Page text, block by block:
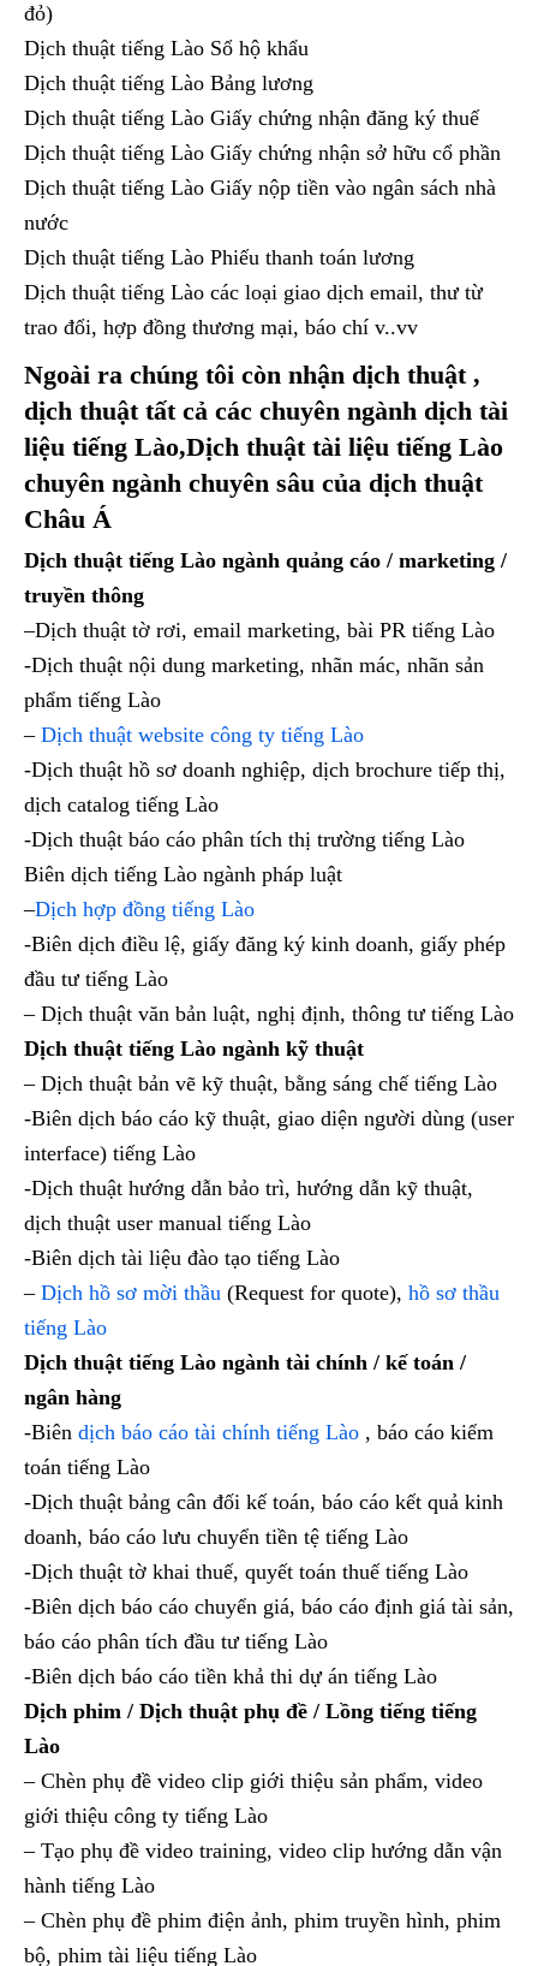
đỏ)
Dịch thuật tiếng Lào Sổ hộ khẩu
Dịch thuật tiếng Lào Bảng lương
Dịch thuật tiếng Lào Giấy chứng nhận đăng ký thuế
Dịch thuật tiếng Lào Giấy chứng nhận sở hữu cổ phần
Dịch thuật tiếng Lào Giấy nộp tiền vào ngân sách nhà
nước
Dịch thuật tiếng Lào Phiếu thanh toán lương
Dịch thuật tiếng Lào các loại giao dịch email, thư từ
trao đổi, hợp đồng thương mại, báo chí v..vv
Ngoài ra chúng tôi còn nhận dịch thuật ,
dịch thuật tất cả các chuyên ngành dịch tài
liệu tiếng Lào,Dịch thuật tài liệu tiếng Lào
chuyên ngành chuyên sâu của dịch thuật
Châu Á
Dịch thuật tiếng Lào ngành quảng cáo / marketing /
truyền thông
–Dịch thuật tờ rơi, email marketing, bài PR tiếng Lào
-Dịch thuật nội dung marketing, nhãn mác, nhãn sản
phẩm tiếng Lào
– Dịch thuật website công ty tiếng Lào
-Dịch thuật hồ sơ doanh nghiệp, dịch brochure tiếp thị,
dịch catalog tiếng Lào
-Dịch thuật báo cáo phân tích thị trường tiếng Lào
Biên dịch tiếng Lào ngành pháp luật
–Dịch hợp đồng tiếng Lào
-Biên dịch điều lệ, giấy đăng ký kinh doanh, giấy phép
đầu tư tiếng Lào
– Dịch thuật văn bản luật, nghị định, thông tư tiếng Lào
Dịch thuật tiếng Lào ngành kỹ thuật
– Dịch thuật bản vẽ kỹ thuật, bằng sáng chế tiếng Lào
-Biên dịch báo cáo kỹ thuật, giao diện người dùng (user
interface) tiếng Lào
-Dịch thuật hướng dẫn bảo trì, hướng dẫn kỹ thuật,
dịch thuật user manual tiếng Lào
-Biên dịch tài liệu đào tạo tiếng Lào
– Dịch hồ sơ mời thầu (Request for quote), hồ sơ thầu
tiếng Lào
Dịch thuật tiếng Lào ngành tài chính / kế toán /
ngân hàng
-Biên dịch báo cáo tài chính tiếng Lào , báo cáo kiểm
toán tiếng Lào
-Dịch thuật bảng cân đối kế toán, báo cáo kết quả kinh
doanh, báo cáo lưu chuyển tiền tệ tiếng Lào
-Dịch thuật tờ khai thuế, quyết toán thuế tiếng Lào
-Biên dịch báo cáo chuyển giá, báo cáo định giá tài sản,
báo cáo phân tích đầu tư tiếng Lào
-Biên dịch báo cáo tiền khả thi dự án tiếng Lào
Dịch phim / Dịch thuật phụ đề / Lồng tiếng tiếng
Lào
– Chèn phụ đề video clip giới thiệu sản phẩm, video
giới thiệu công ty tiếng Lào
– Tạo phụ đề video training, video clip hướng dẫn vận
hành tiếng Lào
– Chèn phụ đề phim điện ảnh, phim truyền hình, phim
bộ, phim tài liệu tiếng Lào